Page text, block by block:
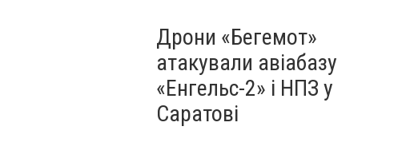
Дрони «Бегемот»
атакували авіабазу
«Енгельс-2» і НПЗ у
Саратові